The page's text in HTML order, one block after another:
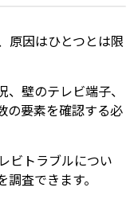
原因はひとつとは限
、壁のテレビ端子、
の要素を確認する必
ビトラブルについ
査できます。